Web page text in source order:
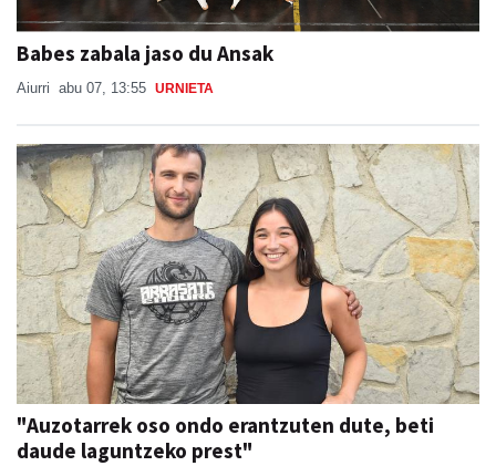
Babes zabala jaso du Ansak
Aiurri abu 07, 13:55 URNIETA
"Auzotarrek oso ondo erantzuten dute, beti
daude laguntzeko prest"